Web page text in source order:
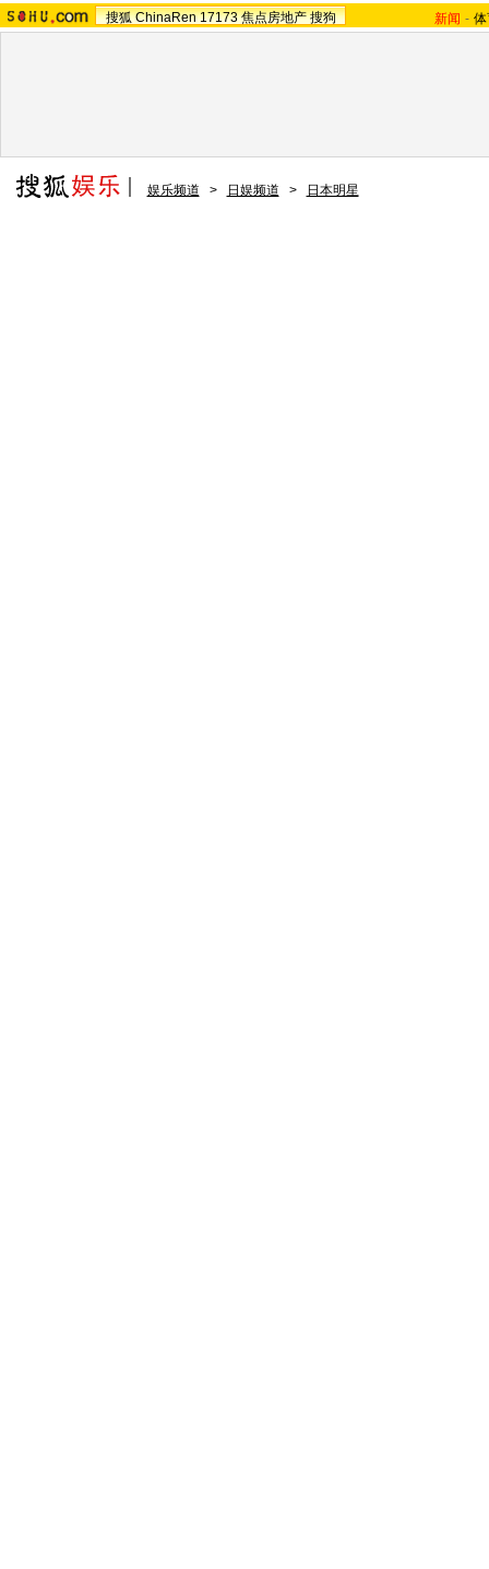
搜狐 ChinaRen 17173 焦点房地产 搜狗 新闻 -
娱乐频道 > 日娱频道 > 日本明星